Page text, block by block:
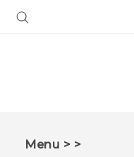
< < Menu